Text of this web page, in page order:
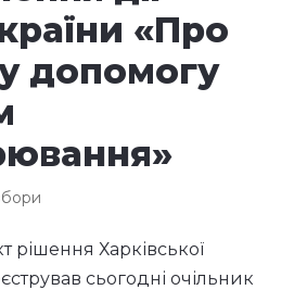
«Про
допомогу
рішення Харківської
сьогодні очільник